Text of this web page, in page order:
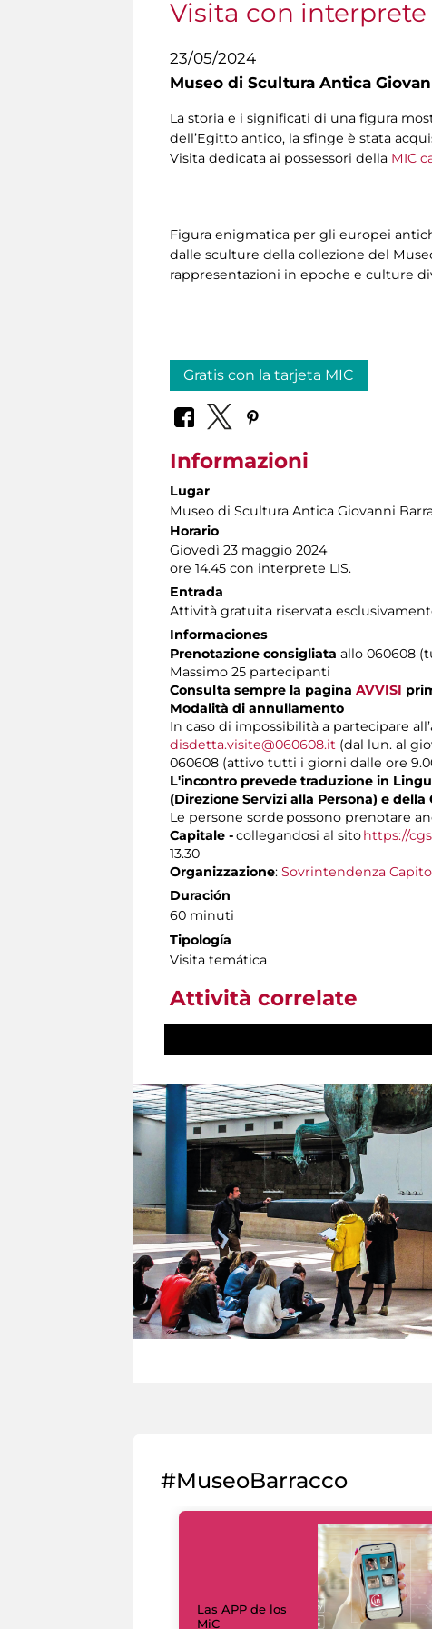
Visita con interprete
23/05/2024
Museo di Scultura Antica
La storia e i significati di una figura
dell’Egitto antico, la sfinge è stata
Visita dedicata ai possessori della MIC
Figura enigmatica per gli europei
dalle sculture della collezione del
rappresentazioni in epoche e culture
Gratis con la tarjeta MIC
Informazioni
Lugar
Museo di Scultura Antica Giovanni
Horario
Giovedì 23 maggio 2024
ore 14.45 con interprete LIS.
Entrada
Attività gratuita riservata
Informaciones
Prenotazione consigliata allo 060608
Massimo 25 partecipanti
Consulta sempre la pagina AVVISI
Modalità di annullamento
In caso di impossibilità a partecipare
disdetta.visite@060608.it (dal lun. al
060608 (attivo tutti i giorni dalle ore
L'incontro prevede traduzione in
(Direzione Servizi alla Persona) e
Le persone sorde possono prenotare
Capitale -collegandosi al sitohttps://
13.30
Organizzazione: Sovrintendenza
Duración
60 minuti
Tipología
Visita temática
Attività correlate
#MuseoBarracco
Las APP de los
MiC